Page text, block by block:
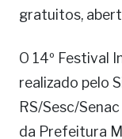
gratuitos,
O 14º Festival
realizado pelo
RS/Sesc/
da Prefeitura